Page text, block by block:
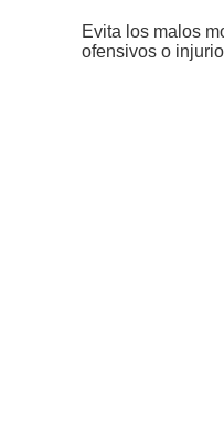
Evita los malos
ofensivos o